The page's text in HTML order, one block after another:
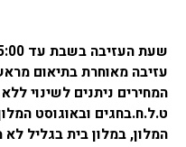
שעת העזיבה בשבת עד 15:00
עזיבה מאוחרת בתיאום
המחירים ניתנים לשינוי
ט.ל.ח.בחגים ובאוגוסט
המלון, במלון בית בגליל